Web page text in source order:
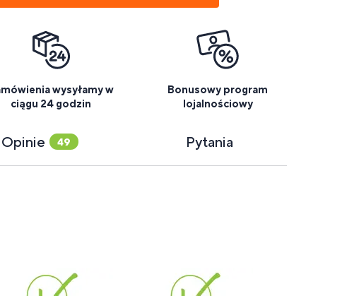
wysyłamy w
ciągu 24 godzin
Bonusowy program
lojalnościowy
Opinie 49 Pytania